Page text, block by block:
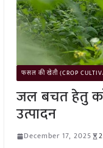
फसल की खेती (CROP
जल बचत हेतु
उत्पादन
December 17, 2025